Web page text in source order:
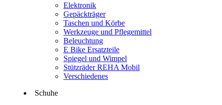
Elektronik
Gepäckträger
Taschen und Körbe
Werkzeuge und Pflegemittel
Beleuchtung
E Bike Ersatzteile
Spiegel und Wimpel
Stützräder REHA Mobil
Verschiedenes
Schuhe